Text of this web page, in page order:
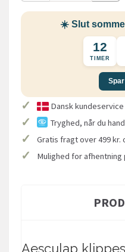
☀️ Slut
12
TIMER
✓ Dansk
✓ Tryghed, når du
✓ Gratis fragt over 499
✓ Mulighed for afhentning
Aesculap